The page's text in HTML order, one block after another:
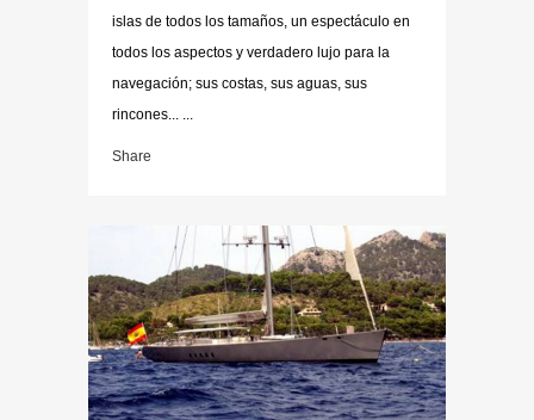
islas de todos los tamaños, un espectáculo en
todos los aspectos y verdadero lujo para la
navegación; sus costas, sus aguas, sus
rincones... ...
Share